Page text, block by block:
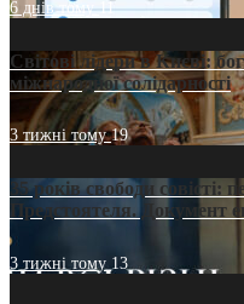
6 днів тому11
Світові лідери в Києві:
міжнародної солідарності
3 тижні тому19
35 років свободи совісті:
Предстоятеля. Документ
3 тижні тому 13